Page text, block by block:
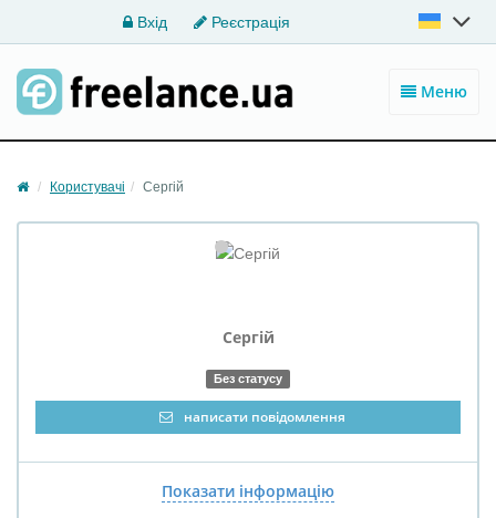
Вхід Реєстрація
Меню
Користувачі Сергій
Сергій
Без статусу
написати повідомлення
Показати інформацію